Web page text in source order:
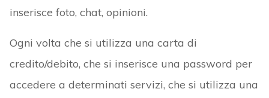
inserisce foto, chat, opinioni.
Ogni volta che si utilizza una carta di
credito/debito, che si inserisce una password per
accedere a determinati servizi, che si utilizza una